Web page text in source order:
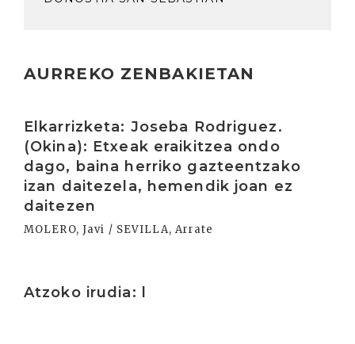
AURREKO ZENBAKIETAN
Elkarrizketa: Joseba Rodriguez.
(Okina): Etxeak eraikitzea ondo
dago, baina herriko gazteentzako
izan daitezela, hemendik joan ez
daitezen
MOLERO, Javi / SEVILLA, Arrate
Atzoko irudia: l